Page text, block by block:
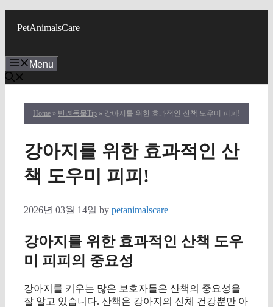
PetAnimalsCare
Menu
Home » 반려동물Tip » 강아지를 위한 효과적인 산책 도우미 피피!
강아지를 위한 효과적인 산
책 도우미 피피!
2026년 03월 14일 by petanimalscare
강아지를 위한 효과적인 산책 도우
미 피피의 중요성
강아지를 키우는 많은 보호자들은 산책의 중요성을
잘 알고 있습니다. 산책은 강아지의 신체 건강뿐만 아